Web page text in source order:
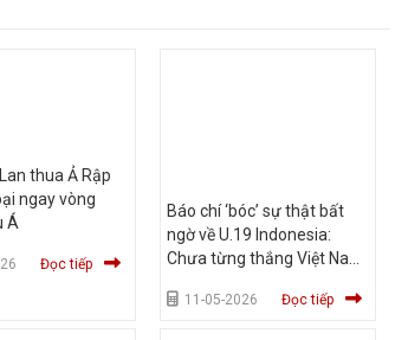
thua Ả Rập
ngay vòng
Á
Đọc tiếp
Báo chí ‘bóc’ sự thật bất
ngờ về U.19 Indonesia:
Chưa từng thắng Việt Nam
11-05-2026 Đọc tiếp